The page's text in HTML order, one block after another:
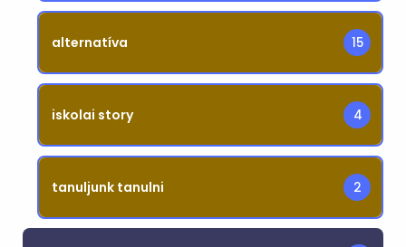
alternatíva 15
iskolai story 4
tanuljunk tanulni 2